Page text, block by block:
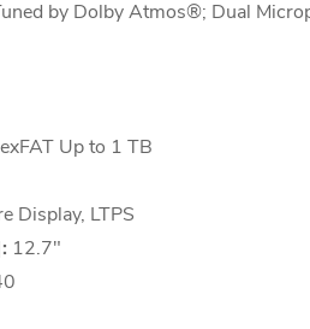
by Dolby Atmos®; Dual
Up to 1 TB
Display, LTPS
12.7"